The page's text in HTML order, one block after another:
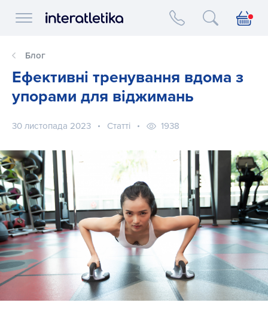
Interatletika logo
Блог
Ефективні тренування вдома з
упорами для віджимань
30 листопада 2023 Статті 1938